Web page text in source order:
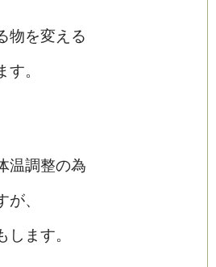
物を変える
。
温調整の為
、
します。